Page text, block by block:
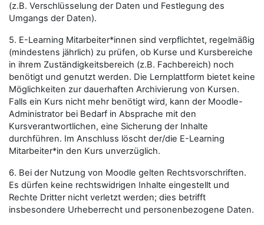
(z.B. Verschlüsselung der Daten und Festlegung des
Umgangs der Daten).
5. E-Learning Mitarbeiter*innen sind verpflichtet, regelmäßig
(mindestens jährlich) zu prüfen, ob Kurse und Kursbereiche
in ihrem Zuständigkeitsbereich (z.B. Fachbereich) noch
benötigt und genutzt werden. Die Lernplattform bietet keine
Möglichkeiten zur dauerhaften Archivierung von Kursen.
Falls ein Kurs nicht mehr benötigt wird, kann der Moodle-
Administrator bei Bedarf in Absprache mit den
Kursverantwortlichen, eine Sicherung der Inhalte
durchführen. Im Anschluss löscht der/die E-Learning
Mitarbeiter*in den Kurs unverzüglich.
6. Bei der Nutzung von Moodle gelten Rechtsvorschriften.
Es dürfen keine rechtswidrigen Inhalte eingestellt und
Rechte Dritter nicht verletzt werden; dies betrifft
insbesondere Urheberrecht und personenbezogene Daten.